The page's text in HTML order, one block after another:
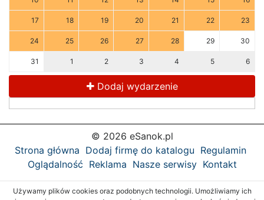
17 18 19 20 21 22 23
24 25 26 27 28 29 30
31 1 2 3 4 5 6
Dodaj wydarzenie
© 2026 eSanok.pl
Strona główna Dodaj firmę do katalogu Regulamin
Oglądalność Reklama Nasze serwisy Kontakt
Używamy plików cookies oraz podobnych technologii. Umożliwiamy ich